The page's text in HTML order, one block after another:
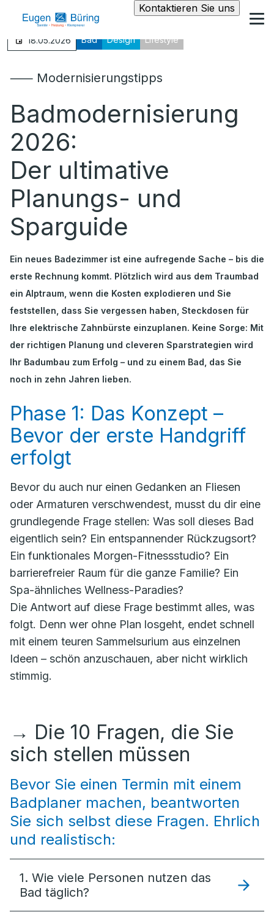
Kontaktieren Sie uns
18.05.2026 Bad Design Lifestyle
⸺ Modernisierungstipps
Badmodernisierung
2026:
Der ultimative
Planungs- und
Sparguide
Ein neues Badezimmer ist eine aufregende Sache – bis die
erste Rechnung kommt. Plötzlich wird aus dem Traumbad
ein Alptraum, wenn die Kosten explodieren und Sie
feststellen, dass Sie vergessen haben, Steckdosen für
Ihre elektrische Zahnbürste einzuplanen. Keine Sorge: Mit
der richtigen Planung und cleveren Sparstrategien wird
Ihr Badumbau zum Erfolg – und zu einem Bad, das Sie
noch in zehn Jahren lieben.
Phase 1: Das Konzept –
Bevor der erste Handgriff
erfolgt
Bevor du auch nur einen Gedanken an Fliesen
oder Armaturen verschwendest, musst du dir eine
grundlegende Frage stellen: Was soll dieses Bad
eigentlich sein? Ein entspannender Rückzugsort?
Ein funktionales Morgen-Fitnessstudio? Ein
barrierefreier Raum für die ganze Familie? Ein
Spa-ähnliches Wellness-Paradies?
Die Antwort auf diese Frage bestimmt alles, was
folgt. Denn wer ohne Plan losgeht, endet schnell
mit einem teuren Sammelsurium aus einzelnen
Ideen – schön anzuschauen, aber nicht wirklich
stimmig.
→ Die 10 Fragen, die Sie
sich stellen müssen
Bevor Sie einen Termin mit einem
Badplaner machen, beantworten
Sie sich selbst diese Fragen. Ehrlich
und realistisch:
1. Wie viele Personen nutzen das
Bad täglich?